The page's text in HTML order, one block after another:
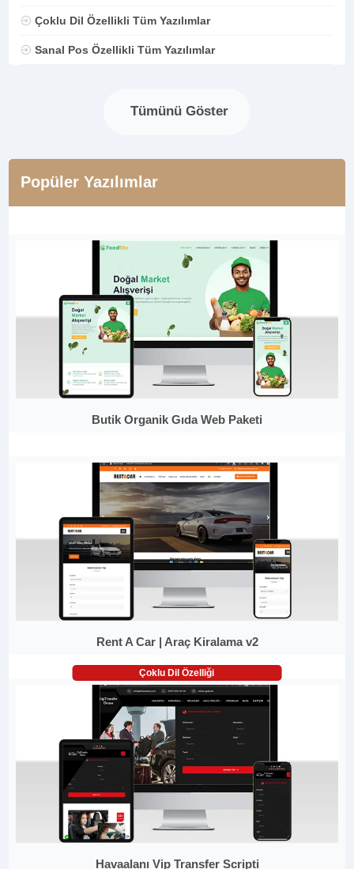
Çoklu Dil Özellikli Tüm Yazılımlar
Sanal Pos Özellikli Tüm Yazılımlar
Tümünü Göster
Popüler Yazılımlar
Butik Organik Gıda Web Paketi
Rent A Car | Araç Kiralama v2
Çoklu Dil Özelliği
Havaalanı Vip Transfer Scripti